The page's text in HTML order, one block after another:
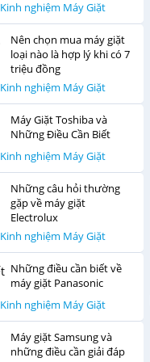
Kinh nghiệm Máy Giặt
Nên chọn mua máy giặt
loại nào là hợp lý khi có 7
triệu đồng
Kinh nghiệm Máy Giặt
Máy Giặt Toshiba và
Những Điều Cần Biết
Kinh nghiệm Máy Giặt
Những câu hỏi thường
gặp về máy giặt
Electrolux
Kinh nghiệm Máy Giặt
Những điều cần biết về
máy giặt Panasonic
Kinh nghiệm Máy Giặt
Máy giặt Samsung và
những điều cần giải đáp